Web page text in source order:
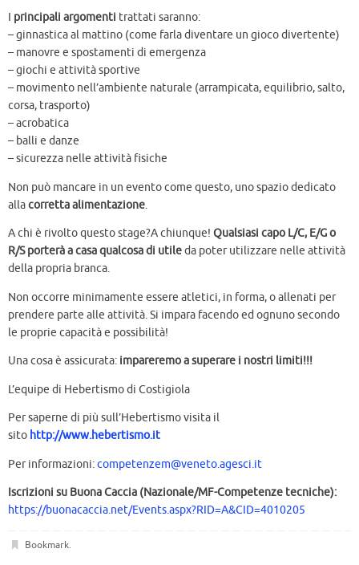
I principali argomenti trattati saranno:
– ginnastica al mattino (come farla diventare un gioco divertente)
– manovre e spostamenti di emergenza
– giochi e attività sportive
– movimento nell’ambiente naturale (arrampicata, equilibrio, salto,
corsa, trasporto)
– acrobatica
– balli e danze
– sicurezza nelle attività fisiche
Non può mancare in un evento come questo, uno spazio dedicato
allacorretta alimentazione.
A chi è rivolto questo stage?A chiunque! Qualsiasi capo L/C, E/G o
R/S porterà a casa qualcosa di utileda poter utilizzare nelle attività
della propria branca.
Non occorre minimamente essere atletici, in forma, o allenati per
prendere parte alle attività. Si impara facendo ed ognuno secondo
le proprie capacità e possibilità!
Una cosa è assicurata: impareremo a superare i nostri limiti!!!
L’equipe di Hebertismo di Costigiola
Per saperne di più sull’Hebertismo visita il
sito http://www.hebertismo.it
Per informazioni:competenzem@veneto.agesci.it
Iscrizioni su Buona Caccia (Nazionale/MF-Competenze tecniche):
https://buonacaccia.net/Events.aspx?RID=A&CID=4010205
Bookmark.